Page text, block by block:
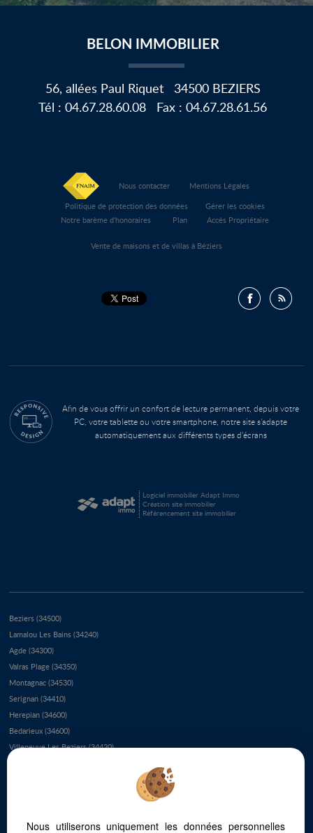
BELON IMMOBILIER
56, allées Paul Riquet 34500 BEZIERS
Tél :04.67.28.60.08 Fax :04.67.28.61.56
Nous contacter
Mentions Légales
Politique de protection des données
Gérer les cookies
Notre barème d'honoraires
Plan Accès Propriétaire
Vente de maisons et de villas à Béziers
Afin de vous offrir un confort de lecture permanent, depuis votre
PC, votre tablette ou votre smartphone, notre site s’adapte
automatiquement aux différents types d'écrans
Logiciel immobilier Adapt Immo
Création site immobilier
Référencement site immobilier
Beziers (34500)
Lamalou Les Bains (34240)
Agde (34300)
Valras Plage (34350)
Montagnac (34530)
Serignan (34410)
Herepian (34600)
Bedarieux (34600)
Villeneuve Les Beziers (34420)
Saint Genies De Varensal (34610)
Nous utiliserons uniquement les données personnelles